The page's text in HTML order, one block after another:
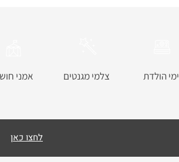
ימי הולדת צלמי מגנטים אמני
לחצו כאן